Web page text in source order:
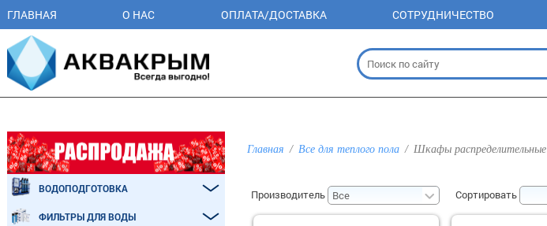
ГЛАВНАЯ О НАС ОПЛАТА/ДОСТАВКА СОТРУДНИЧЕСТВО
Главная Все для теплого пола Шкафы распределительные
Производитель Сортировать
ВОДОПОДГОТОВКА
ФИЛЬТРЫ ДЛЯ ВОДЫ